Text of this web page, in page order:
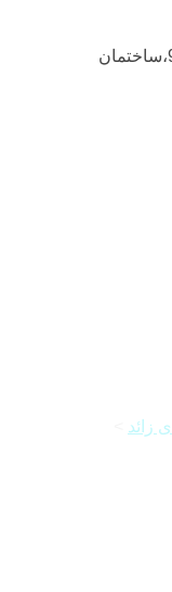
گیلان ، لاهیجان ، شیشه گران،بهشتی9،ساختمان
زائد